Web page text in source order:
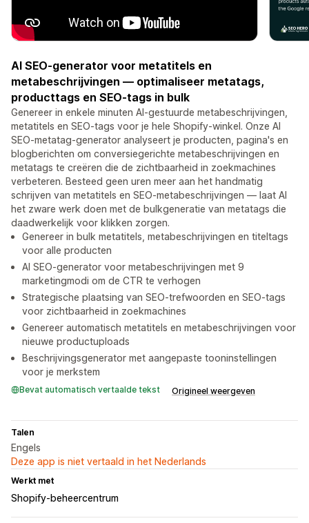
AI SEO-generator voor metatitels en
metabeschrijvingen — optimaliseer metatags,
producttags en SEO-tags in bulk
Genereer in enkele minuten AI-gestuurde metabeschrijvingen,
metatitels en SEO-tags voor je hele Shopify-winkel. Onze AI
SEO-metatag-generator analyseert je producten, pagina's en
blogberichten om conversiegerichte metabeschrijvingen en
metatags te creëren die de zichtbaarheid in zoekmachines
verbeteren. Besteed geen uren meer aan het handmatig
schrijven van metatitels en SEO-metabeschrijvingen — laat AI
het zware werk doen met de bulkgeneratie van metatags die
daadwerkelijk voor klikken zorgen.
Genereer in bulk metatitels, metabeschrijvingen en titeltags
voor alle producten
AI SEO-generator voor metabeschrijvingen met 9
marketingmodi om de CTR te verhogen
Strategische plaatsing van SEO-trefwoorden en SEO-tags
voor zichtbaarheid in zoekmachines
Genereer automatisch metatitels en metabeschrijvingen voor
nieuwe productuploads
Beschrijvingsgenerator met aangepaste tooninstellingen
voor je merkstem
Bevat automatisch vertaalde tekst Origineel weergeven
Talen
Engels
Deze app is niet vertaald in het Nederlands
Werkt met
Shopify-beheercentrum